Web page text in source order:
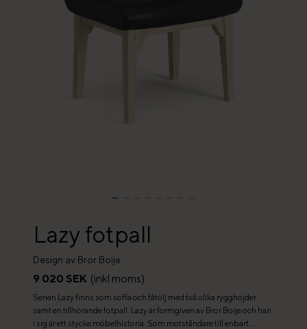
Lazy fotpall
Design av Bror Boije
9 020 SEK (inkl moms)
Serien Lazy finns som soffa och fåtölj med två olika rygghöjder
samt en tillhörande fotpall. Lazy är formgiven av Bror Boije och han
i sig är ett stycke möbelhistoria. Som motståndare till enbart